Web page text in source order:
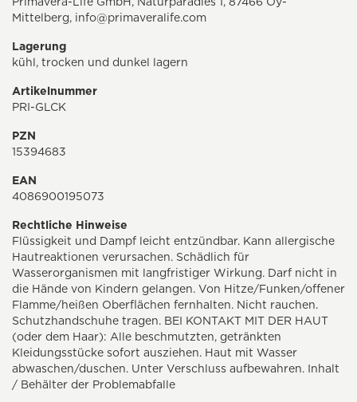
Mittelberg, info@primaveralife.com
Lagerung
kühl, trocken und dunkel lagern
Artikelnummer
PRI-GLCK
PZN
15394683
EAN
4086900195073
Rechtliche Hinweise
Flüssigkeit und Dampf leicht entzündbar. Kann allergische
Hautreaktionen verursachen. Schädlich für
Wasserorganismen mit langfristiger Wirkung. Darf nicht in
die Hände von Kindern gelangen. Von Hitze/Funken/offener
Flamme/heißen Oberflächen fernhalten. Nicht rauchen.
Schutzhandschuhe tragen. BEI KONTAKT MIT DER HAUT
(oder dem Haar): Alle beschmutzten, getränkten
Kleidungsstücke sofort ausziehen. Haut mit Wasser
abwaschen/duschen. Unter Verschluss aufbewahren. Inhalt
/ Behälter der Problemabfalle